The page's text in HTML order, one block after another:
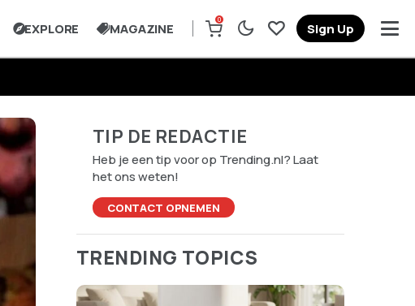
EXPLORE MAGAZINE
0
Sign Up
TIP DE REDACTIE
Heb je een tip voor op Trending.nl? Laat
het ons weten!
CONTACT OPNEMEN
TRENDING TOPICS